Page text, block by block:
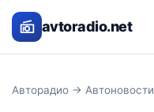
avtoradio.net
Авторадио → Автоновости